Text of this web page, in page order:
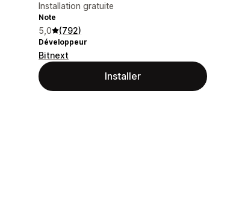
Installation gratuite
Note
5,0 (792)
Développeur
Bitnext
Installer